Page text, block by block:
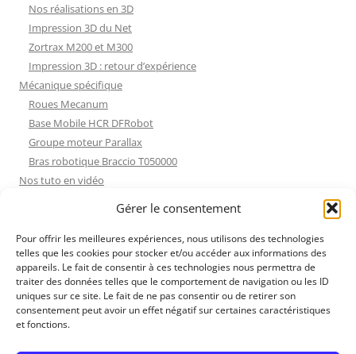
Gérer le consentement
Pour offrir les meilleures expériences, nous utilisons des technologies
telles que les cookies pour stocker et/ou accéder aux informations des
appareils. Le fait de consentir à ces technologies nous permettra de
traiter des données telles que le comportement de navigation ou les ID
uniques sur ce site. Le fait de ne pas consentir ou de retirer son
consentement peut avoir un effet négatif sur certaines caractéristiques
et fonctions.
Nos réalisations en 3D
Impression 3D du Net
Zortrax M200 et M300
Impression 3D : retour d’expérience
Mécanique spécifique
Roues Mecanum
Base Mobile HCR DFRobot
Groupe moteur Parallax
Bras robotique Braccio T050000
Nos tuto en vidéo
Les Moteurs Pas à Pas
Projets Processing
Amélioration de l’habitat
Tir sportif
Fichiers dessin
Fichiers dessin